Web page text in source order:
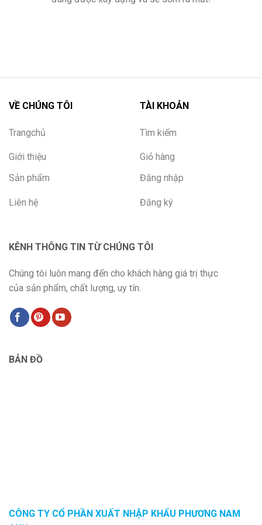
VỀ CHÚNG TÔI
Trangchủ
Giới thiệu
Sản phẩm
Liên hệ
TÀI KHOẢN
Tìm kiếm
Giỏ hàng
Đăng nhập
Đăng ký
KÊNH THÔNG TIN TỪ CHÚNG TÔI
Chúng tôi luôn mang đến cho khách hàng giá trị thực
của sản phẩm, chất lượng, uy tín.
BẢN ĐỒ
CÔNG TY CỔ PHẦN XUẤT NHẬP KHẨU PHƯƠNG NAM